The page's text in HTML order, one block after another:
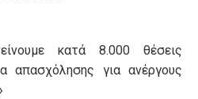
κατά 8.000 θέσεις
απασχόλησης για ανέργους